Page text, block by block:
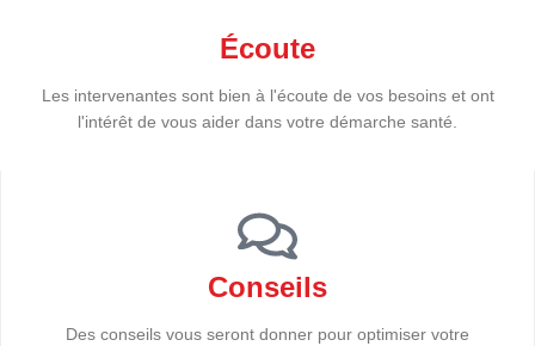
Écoute
Les intervenantes sont bien à l'écoute de vos besoins et ont
l'intérêt de vous aider dans votre démarche santé.
Conseils
Des conseils vous seront donner pour optimiser votre